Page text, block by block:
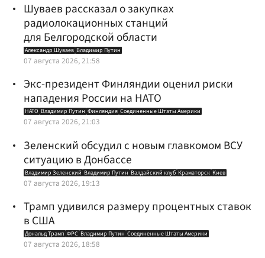
Шуваев рассказал о закупках
радиолокационных станций
для Белгородской области
Александр Шуваев Владимир Путин
07 августа 2026, 21:58
Экс-президент Финляндии оценил риски
нападения России на НАТО
НАТО Владимир Путин Финляндия Соединенные Штаты Америки
07 августа 2026, 21:03
Зеленский обсудил с новым главкомом ВСУ
ситуацию в Донбассе
Владимир Зеленский Владимир Путин Валдайский клуб Краматорск Киев
07 августа 2026, 19:13
Трамп удивился размеру процентных ставок
в США
Дональд Трамп ФРС Владимир Путин Соединенные Штаты Америки
07 августа 2026, 18:58